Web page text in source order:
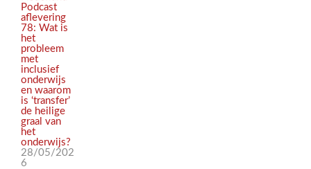
Podcast
aflevering
78: Wat is
het
probleem
met
inclusief
onderwijs
en waarom
is ‘transfer’
de heilige
graal van
het
onderwijs?
28/05/202
6